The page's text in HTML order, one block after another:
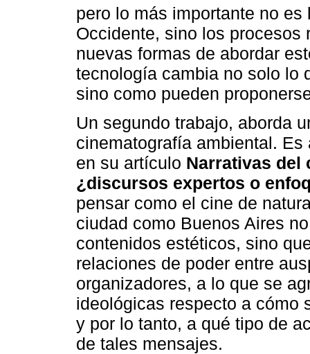
pero lo más importante no
Occidente, sino los procesos
nuevas formas de abordar
tecnología cambia no solo lo
sino como pueden
Un segundo trabajo, aborda
cinematografía ambiental.
en su artículo Narrativas del
¿discursos expertos o
pensar como el cine de
ciudad como Buenos Aires
contenidos estéticos, sino
relaciones de poder entre
organizadores, a lo que se
ideológicas respecto a cómo
y por lo tanto, a qué tipo de
de tales mensajes.